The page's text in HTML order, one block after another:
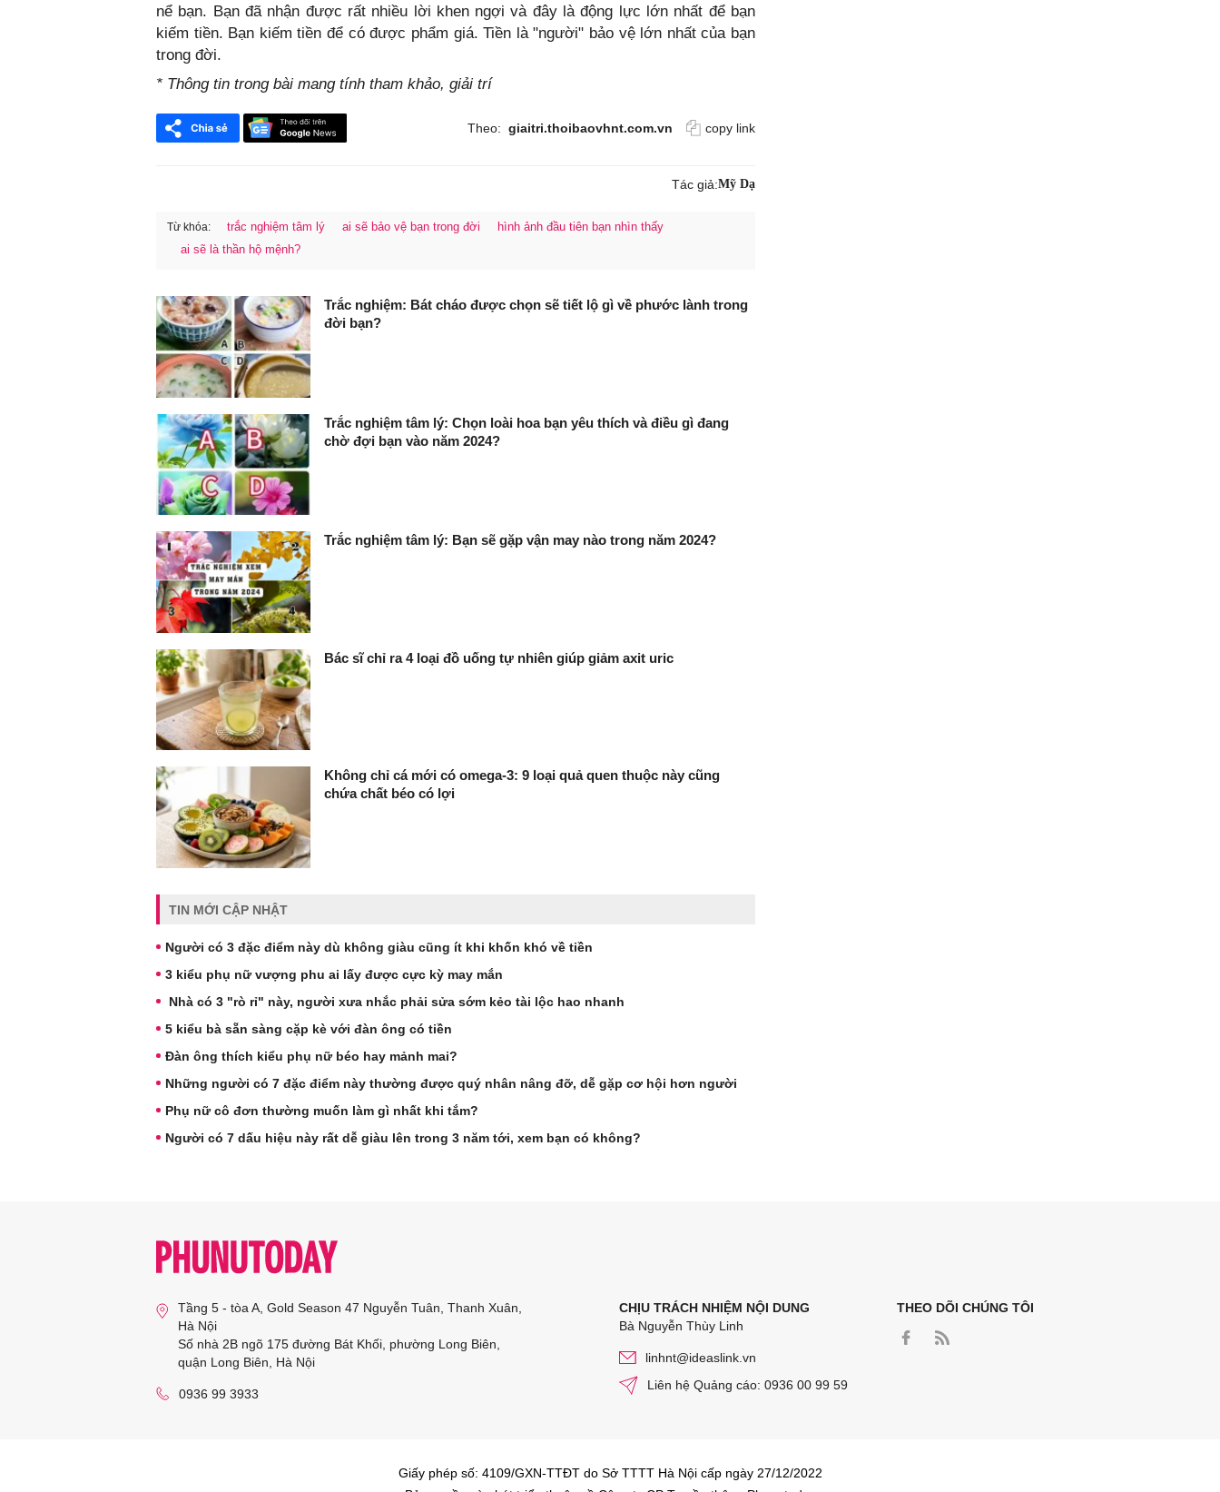
nể bạn. Bạn đã nhận được rất nhiều lời khen ngợi và đây là động lực lớn nhất để bạn
kiếm tiền. Bạn kiếm tiền để có được phẩm giá. Tiền là "người" bảo vệ lớn nhất của bạn
trong đời.
* Thông tin trong bài mang tính tham khảo, giải trí
FaceBook
Theo: giaitri.thoibaovhnt.com.vn copy link
Tác giả:Mỹ Dạ
Từ khóa: trắc nghiệm tâm lý ai sẽ bảo vệ bạn trong đời
hình ảnh đầu tiên bạn nhìn thấy
ai sẽ là thần hộ mệnh?
Trắc nghiệm: Bát cháo được chọn sẽ tiết lộ gì về phước lành trong
đời bạn?
Trắc nghiệm tâm lý: Chọn loài hoa bạn yêu thích và điều gì đang
chờ đợi bạn vào năm 2024?
Trắc nghiệm tâm lý: Bạn sẽ gặp vận may nào trong năm 2024?
Bác sĩ chỉ ra 4 loại đồ uống tự nhiên giúp giảm axit uric
Không chỉ cá mới có omega-3: 9 loại quả quen thuộc này cũng
chứa chất béo có lợi
TIN MỚI CẬP NHẬT
Người có 3 đặc điểm này dù không giàu cũng ít khi khốn khó về tiền
3 kiểu phụ nữ vượng phu ai lấy được cực kỳ may mắn
Nhà có 3 "rò rỉ" này, người xưa nhắc phải sửa sớm kẻo tài lộc hao nhanh
5 kiểu bà sẵn sàng cặp kè với đàn ông có tiền
Đàn ông thích kiểu phụ nữ béo hay mảnh mai?
Những người có 7 đặc điểm này thường được quý nhân nâng đỡ, dễ gặp cơ hội hơn người
Phụ nữ cô đơn thường muốn làm gì nhất khi tắm?
Người có 7 dấu hiệu này rất dễ giàu lên trong 3 năm tới, xem bạn có không?
Tầng 5 - tòa A, Gold Season 47 Nguyễn Tuân, Thanh Xuân,
Hà Nội
Số nhà 2B ngõ 175 đường Bát Khối, phường Long Biên,
quận Long Biên, Hà Nội
0936 99 3933
CHỊU TRÁCH NHIỆM NỘI DUNG
Bà Nguyễn Thùy Linh
linhnt@ideaslink.vn
Liên hệ Quảng cáo: 0936 00 99 59
THEO DÕI CHÚNG TÔI
Giấy phép số: 4109/GXN-TTĐT do Sở TTTT Hà Nội cấp ngày 27/12/2022